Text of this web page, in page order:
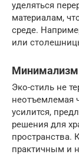
уделяться
материалам,
среде.
или
Минимализм
Эко-стиль не
неотъемлемая
усилится,
решения для
пространства.
практичным и